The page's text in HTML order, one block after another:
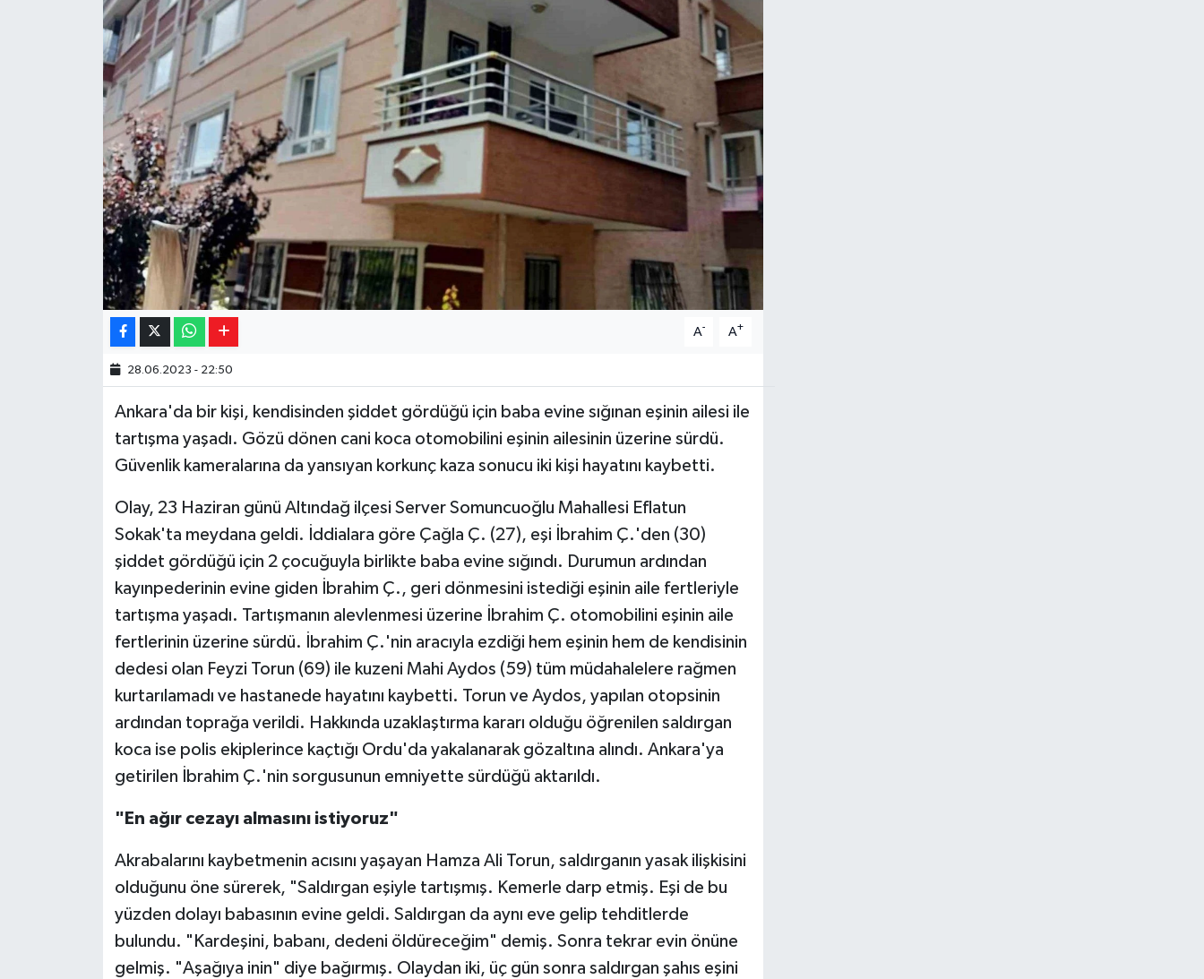
A- A+
28.06.2023 - 22:50
Ankara'da bir kişi, kendisinden şiddet gördüğü için baba evine sığınan eşinin ailesi ile
tartışma yaşadı. Gözü dönen cani koca otomobilini eşinin ailesinin üzerine sürdü.
Güvenlik kameralarına da yansıyan korkunç kaza sonucu iki kişi hayatını kaybetti.
Olay, 23 Haziran günü Altındağ ilçesi Server Somuncuoğlu Mahallesi Eflatun
Sokak'ta meydana geldi. İddialara göre Çağla Ç. (27), eşi İbrahim Ç.'den (30)
şiddet gördüğü için 2 çocuğuyla birlikte baba evine sığındı. Durumun ardından
kayınpederinin evine giden İbrahim Ç., geri dönmesini istediği eşinin aile fertleriyle
tartışma yaşadı. Tartışmanın alevlenmesi üzerine İbrahim Ç. otomobilini eşinin aile
fertlerinin üzerine sürdü. İbrahim Ç.'nin aracıyla ezdiği hem eşinin hem de kendisinin
dedesi olan Feyzi Torun (69) ile kuzeni Mahi Aydos (59) tüm müdahalelere rağmen
kurtarılamadı ve hastanede hayatını kaybetti. Torun ve Aydos, yapılan otopsinin
ardından toprağa verildi. Hakkında uzaklaştırma kararı olduğu öğrenilen saldırgan
koca ise polis ekiplerince kaçtığı Ordu'da yakalanarak gözaltına alındı. Ankara'ya
getirilen İbrahim Ç.'nin sorgusunun emniyette sürdüğü aktarıldı.
"En ağır cezayı almasını istiyoruz"
Akrabalarını kaybetmenin acısını yaşayan Hamza Ali Torun, saldırganın yasak ilişkisini
olduğunu öne sürerek, "Saldırgan eşiyle tartışmış. Kemerle darp etmiş. Eşi de bu
yüzden dolayı babasının evine geldi. Saldırgan da aynı eve gelip tehditlerde
bulundu. "Kardeşini, babanı, dedeni öldüreceğim" demiş. Sonra tekrar evin önüne
gelmiş. "Aşağıya inin" diye bağırmış. Olaydan iki, üç gün sonra saldırgan şahıs eşini
Resmi ilanlar